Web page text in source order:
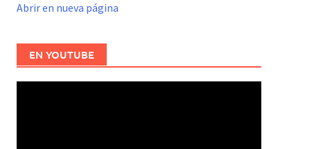
Abrir en nueva página
EN YOUTUBE